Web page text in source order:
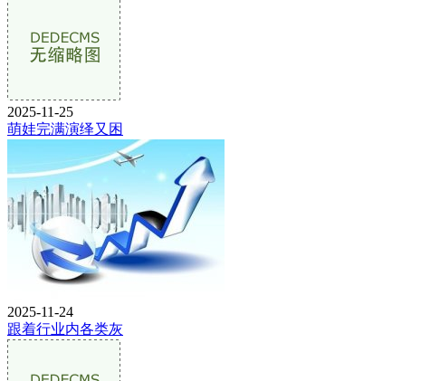
2025-11-25
萌娃完满演绎又困
2025-11-24
跟着行业内各类灰